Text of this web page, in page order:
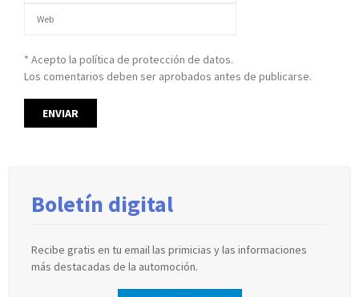
* Acepto la política de protección de datos.
Los comentarios deben ser aprobados antes de publicarse.
Boletín digital
Recibe gratis en tu email las primicias y las informaciones
más destacadas de la automoción.